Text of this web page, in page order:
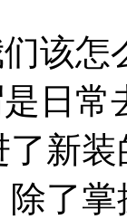
该怎
日常
新
了